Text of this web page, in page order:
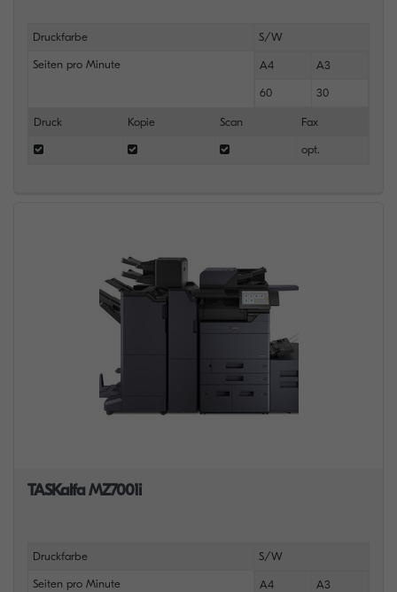
Druckfarbe S/W
Seiten pro Minute A4 A3
60 30
Druck Kopie Scan Fax
opt.
TASKalfa MZ7001i
Druckfarbe S/W
Seiten pro Minute A4 A3